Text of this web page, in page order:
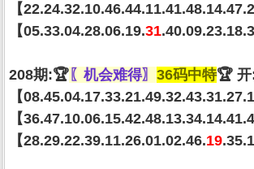
【
【05.33.04.28.06.19.31
208期:🏆〖机会难得〗 36码中特🏆
【
【
【28.29.22.39.11.26.01.02.46.19